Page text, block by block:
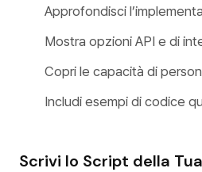
Approfondisci
Mostra opzioni API e di
Copri le capacità di
Includi esempi di codice
Scrivi lo Script della